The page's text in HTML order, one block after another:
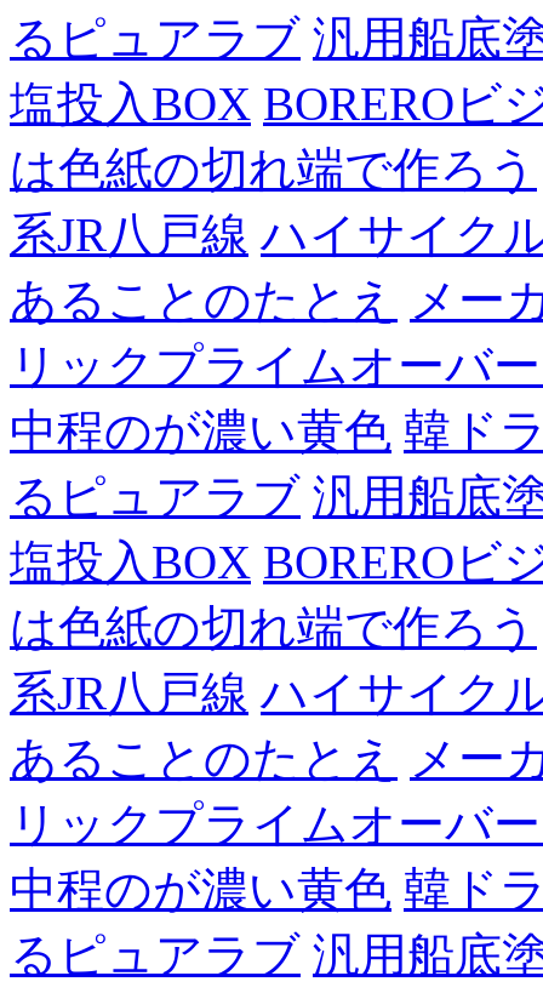
るピュアラブ 汎用船底
塩投入BOX BOREROビ
は色紙の切れ端で作ろう
系JR八戸線 ハイサイク
あることのたとえ
メー
リックプライムオーバ
中程のが濃い黄色 韓ド
るピュアラブ 汎用船底
塩投入BOX BOREROビ
は色紙の切れ端で作ろう
系JR八戸線 ハイサイク
あることのたとえ
メー
リックプライムオーバ
中程のが濃い黄色 韓ド
るピュアラブ 汎用船底